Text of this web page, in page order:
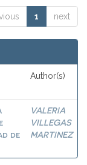
1 next
Author(s)
de
VALERIA
VILLEGAS
MARTINEZ